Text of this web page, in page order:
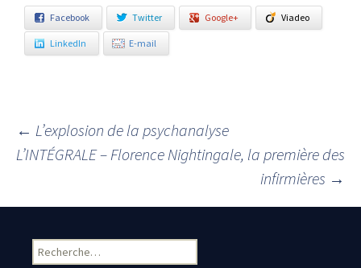
Facebook Twitter Google+ Viadeo
LinkedIn E-mail
Navigation des articles
← L’explosion de la psychanalyse
L’INTÉGRALE – Florence Nightingale, la première des
infirmières →
Rechercher :